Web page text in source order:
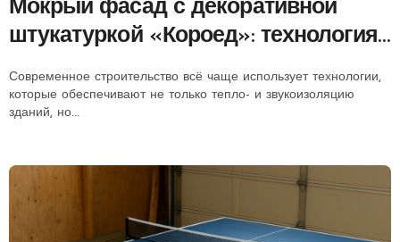
Мокрый фасад с декоративной
штукатуркой «Короед»: технология,
советы по обустройству
Современное строительство всё чаще использует технологии,
которые обеспечивают не только тепло- и звукоизоляцию
зданий, но...